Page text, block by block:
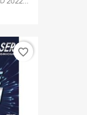
favorite_border